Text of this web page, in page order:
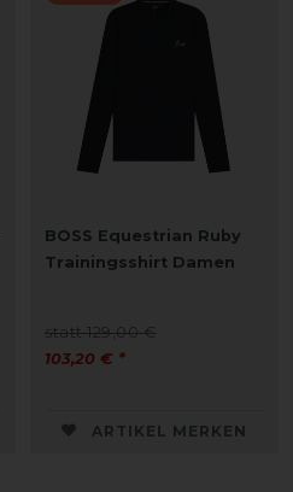
BOSS Equestrian Ruby
Trainingsshirt Damen
statt 129,00 €
103,20 € *
ARTIKEL MERKEN